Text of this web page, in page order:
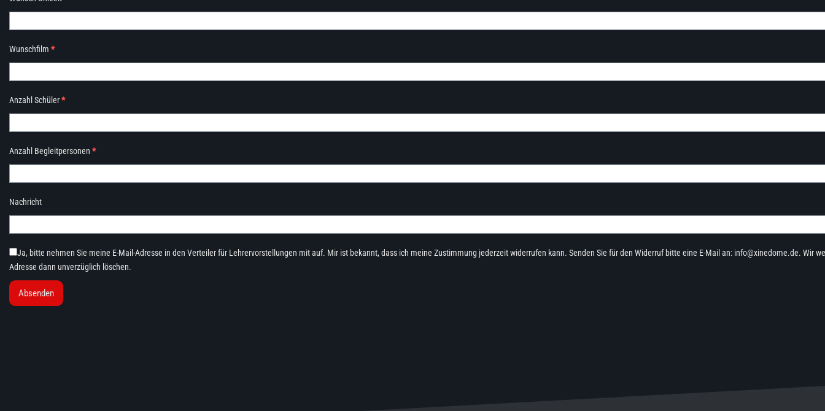
Wunschfilm *
Anzahl Schüler*
Anzahl Begleitpersonen *
Nachricht
Ja, bitte nehmen Sie meine E-Mail-Adresse in den Verteiler für Lehrervorstellungen mit auf. Mir ist bekannt, dass ich meine Zustimmung jederzeit widerrufen kann. Senden Sie für den Widerruf bitte eine E-Mail an: info@xinedome.de. Wir
Adresse dann unverzüglich löschen.
Absenden